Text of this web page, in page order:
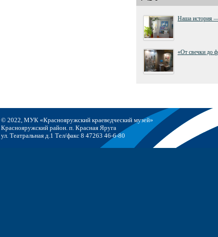
Наша история
«От свечки до
© 2022, МУК «Краснояружский краеведческий музей»
Краснояружский район. п. Красная Яруга
ул. Театральная д.1 Тел/факс 8 47263 46-6-80